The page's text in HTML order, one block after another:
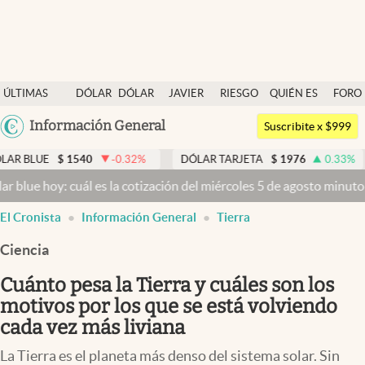
ÚLTIMAS
NOTICIAS
DÓLAR
DÓLAR
JAVIER
RIESGO
QUIÉN ES
QUIÉN
FORO
Argentina
México
Información General
Dólar
Members
Economía y Política
Finanzas y Mercados
Mercados Online
Negocios
Columnistas
Otras secciones
Suscribite x $999
-0.32% DÓLAR TARJETA $ 1976 0.33 % DÓLAR
es la cotización del miércoles 5 de agosto minuto a minuto
El Cronista Información General Tierra
Ciencia
Cuánto pesa la Tierra y cuáles son los
motivos por los que se está volviendo
cada vez más liviana
La Tierra es el planeta más denso del sistema solar. Sin